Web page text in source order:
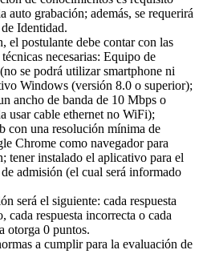
auto grabación; además, se requerirá
Identidad.
el postulante debe contar con las
necesarias: Equipo de
se podrá utilizar smartphone ni
Windows (versión 8.0 o superior);
ancho de banda de 10 Mbps o
usar cable ethernet no WiFi);
con una resolución mínima de
Chrome como navegador para
tener instalado el aplicativo para el
admisión (el cual será informado
será el siguiente: cada respuesta
cada respuesta incorrecta o cada
otorga 0 puntos.
a cumplir para la evaluación de